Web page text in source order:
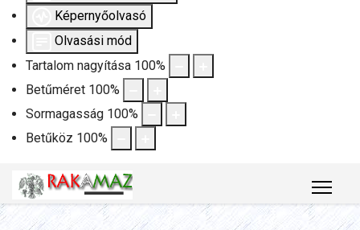
Képernyőolvasó
Olvasási mód
Tartalom nagyítása 100%
Betűméret 100%
Sormagasság 100%
Betűköz 100%